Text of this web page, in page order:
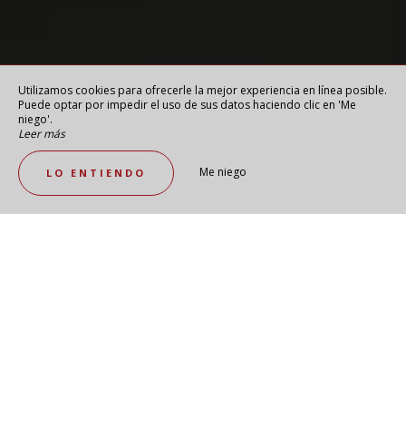
Utilizamos cookies para ofrecerle la mejor experiencia en línea posible.
Puede optar por impedir el uso de sus datos haciendo clic en 'Me
niego'.
Leer más
LO ENTIENDO Me niego